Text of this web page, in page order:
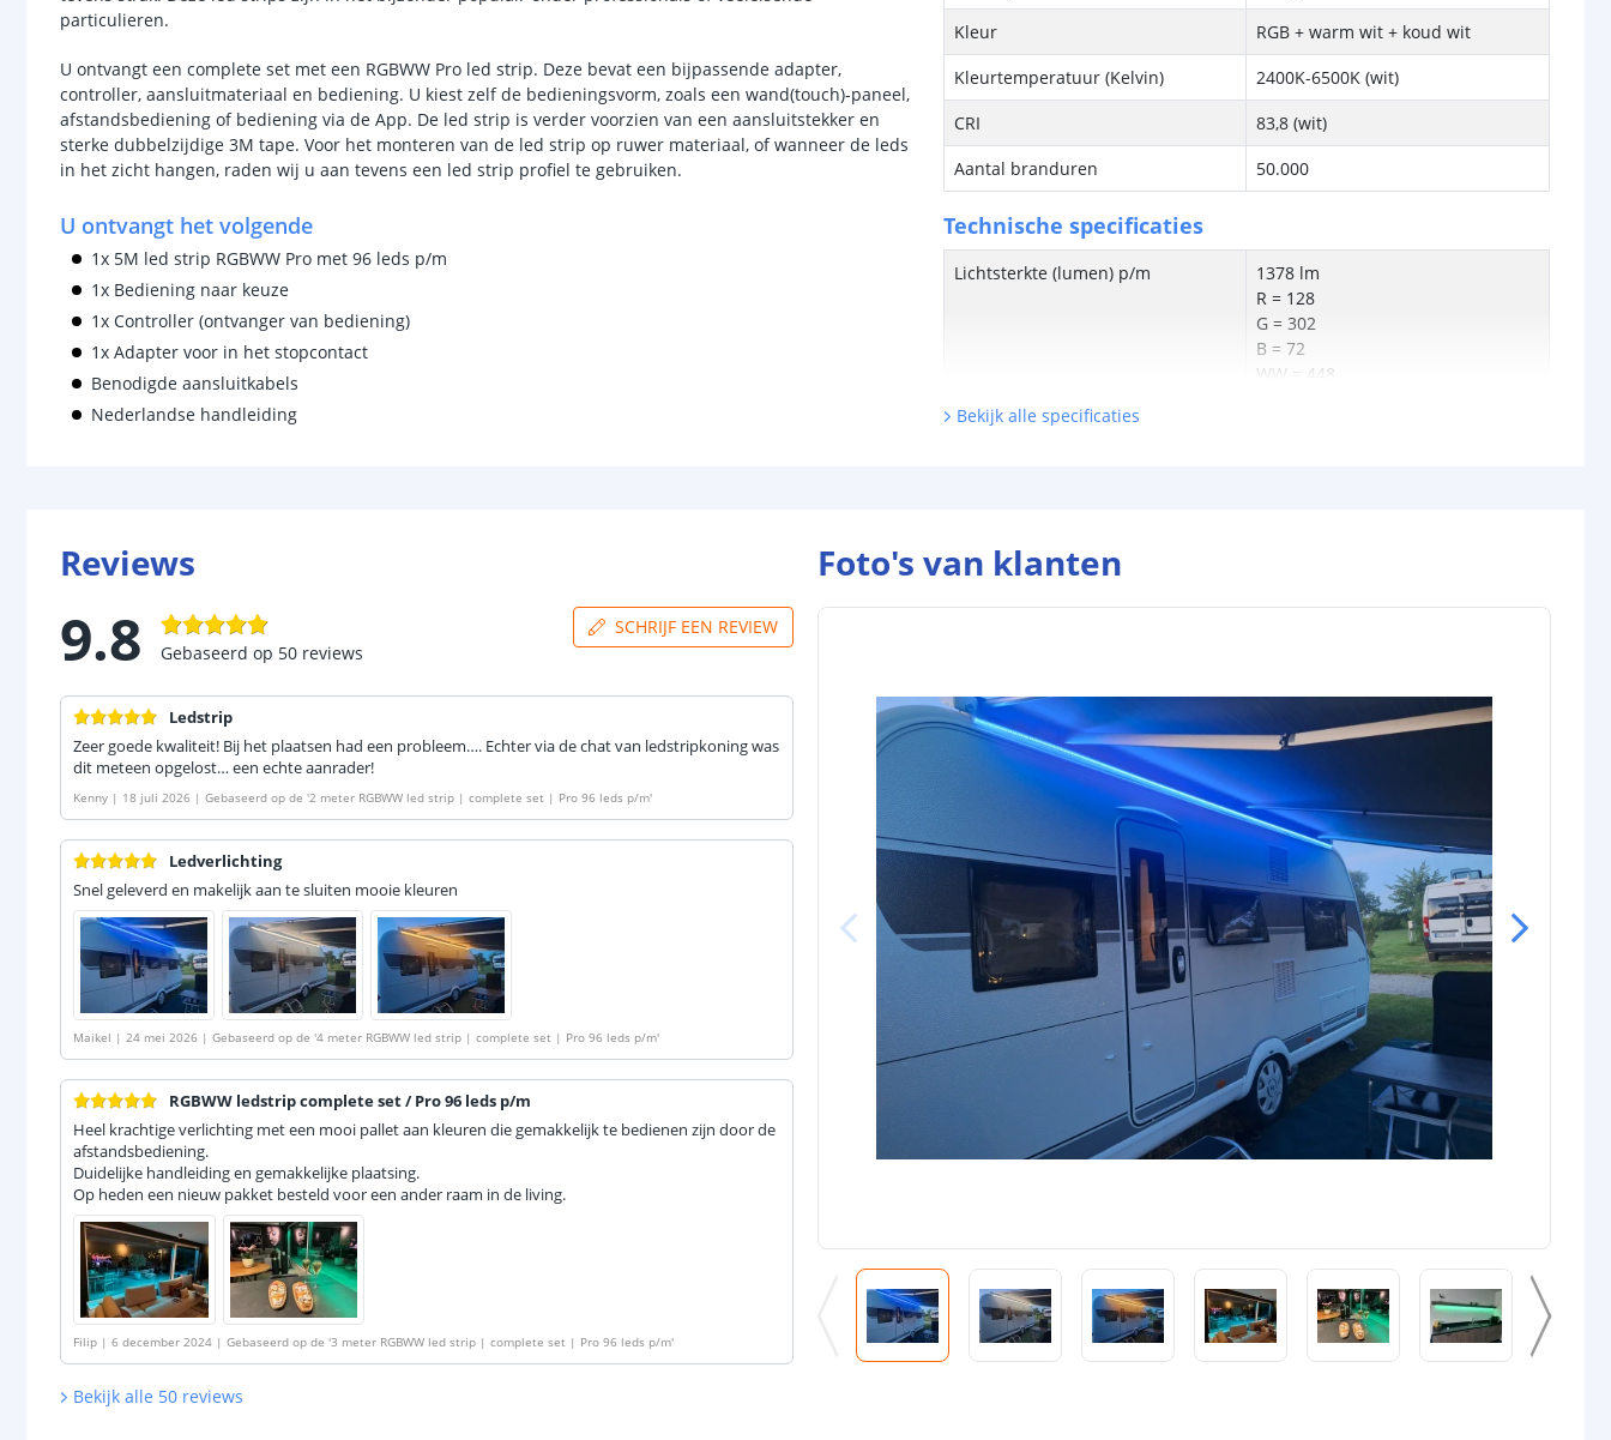
particulieren.
U ontvangt een complete set met een RGBWW Pro led strip. Deze bevat een bijpassende adapter,
controller, aansluitmateriaal en bediening. U kiest zelf de bedieningsvorm, zoals een wand(touch)-paneel,
afstandsbediening of bediening via de App. De led strip is verder voorzien van een aansluitstekker en
sterke dubbelzijdige 3M tape. Voor het monteren van de led strip op ruwer materiaal, of wanneer de leds
in het zicht hangen, raden wij u aan tevens een led strip profiel te gebruiken.
U ontvangt het volgende
1x 5M led strip RGBWW Pro met 96 leds p/m
1x Bediening naar keuze
1x Controller (ontvanger van bediening)
1x Adapter voor in het stopcontact
Benodigde aansluitkabels
Nederlandse handleiding
Kleur
RGB + warm wit + koud wit
Kleurtemperatuur (Kelvin)
2400K-6500K (wit)
CRI
83,8 (wit)
Aantal branduren
50.000
Technische specificaties
Lichtsterkte (lumen) p/m
1378 lm
R = 128
G = 302
B = 72
WW = 448
Voltage (DC)
Materiaal waterdichte
bescherming (IP65/67)
Siliconen
Achtergrondkleur strip (PCB)
Wit
Plakstrip
IP20: 3M 300LSE
IP65: 3M VHB
IP67: 3M VHB
Breedte led strip
IP20: 12 mm
IP65: 14 mm
IP67: 14 mm
Dikte led strip
IP20: 1,9 mm
IP65: 5,63 mm
IP67: 5,63 mm
Aansluiting begin
6-pins stekker type vrouw+man
Bekijk alle specificaties
Reviews
9.8 Gebaseerd op 50 reviews
SCHRIJF EEN REVIEW
Ledstrip
Zeer goede kwaliteit! Bij het plaatsen had een probleem…. Echter via de chat van ledstripkoning was
dit meteen opgelost… een echte aanrader!
Kenny | 18 juli 2026 | Gebaseerd op de '2 meter RGBWW led strip | complete set | Pro 96 leds p/m'
Ledverlichting
Snel geleverd en makelijk aan te sluiten mooie kleuren
Maikel | 24 mei 2026 | Gebaseerd op de '4 meter RGBWW led strip | complete set | Pro 96 leds p/m'
RGBWW ledstrip complete set / Pro 96 leds p/m
Heel krachtige verlichting met een mooi pallet aan kleuren die gemakkelijk te bedienen zijn door de
afstandsbediening.
Duidelijke handleiding en gemakkelijke plaatsing.
Op heden een nieuw pakket besteld voor een ander raam in de living.
Filip | 6 december 2024 | Gebaseerd op de '3 meter RGBWW led strip | complete set | Pro 96 leds p/m'
Bekijk alle 50 reviews
Foto's van klanten